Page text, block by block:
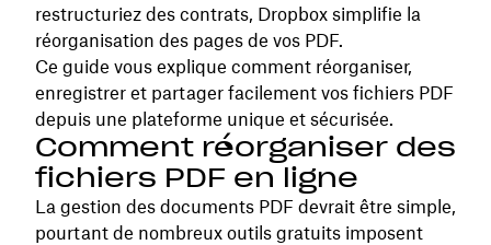
restructuriez des contrats, Dropbox simplifie la
réorganisation des pages de vos PDF.
Ce guide vous explique comment réorganiser,
enregistrer et partager facilement vos fichiers PDF
depuis une plateforme unique et sécurisée.
Comment réorganiser des
fichiers PDF en ligne
La gestion des documents PDF devrait être simple,
pourtant de nombreux outils gratuits imposent